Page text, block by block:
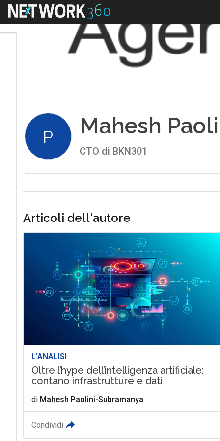
Menu
P Mahesh
CTO di BKN301
Articoli dell'autore
L'ANALISI
Oltre l’hype dell’intelligenza artificiale:
contano infrastrutture e dati
di Mahesh Paolini-Subramanya
Condividi